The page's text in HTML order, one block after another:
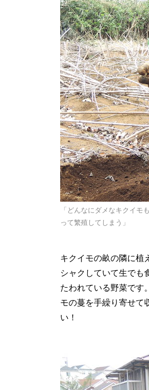
「どんなにダメなキクイ
って繁殖してしまう」
キクイモの畝の隣に植
シャクしていて生でも
たわれている野菜です
モの蔓を手繰り寄せて
い！